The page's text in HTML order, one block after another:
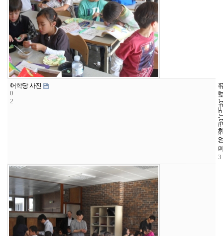
1
0
2
어학당 사진
4
1
2
0
1
0
-
0
9
-
2
3